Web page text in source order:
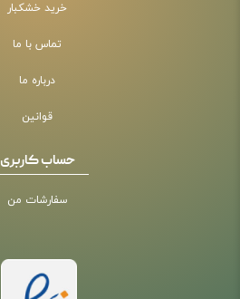
خرید خشکبار
تماس با ما
درباره ما
قوانین
حساب کاربری
سفارشات من